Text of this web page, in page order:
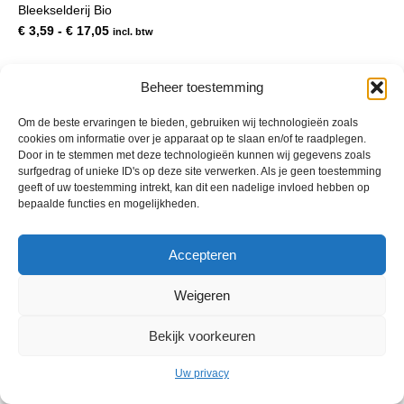
Beheer toestemming
Om de beste ervaringen te bieden, gebruiken wij technologieën zoals
cookies om informatie over je apparaat op te slaan en/of te raadplegen.
Door in te stemmen met deze technologieën kunnen wij gegevens zoals
surfgedrag of unieke ID's op deze site verwerken. Als je geen toestemming
geeft of uw toestemming intrekt, kan dit een nadelige invloed hebben op
bepaalde functies en mogelijkheden.
Accepteren
Weigeren
Bekijk voorkeuren
Uw privacy
gekozen
op
de
productpagina
Bleekselderij Bio
€ 3,59 - € 17,05Prijsklasse:
€ 17,05
incl. btw
© 2013 - 2026 De Duurzame Tuin KvK Gouda 29029262 - BTW nr
NL001968744B76 Hosting: